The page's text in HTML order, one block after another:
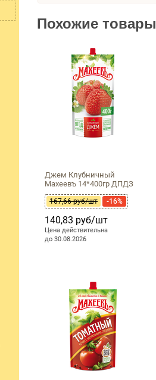
Похожие товары
Джем Клубничный
Махеевъ 14*400гр ДПДЗ
167,66 руб/шт -16%
140,83 руб/шт
Цена действительна
до 30.08.2026